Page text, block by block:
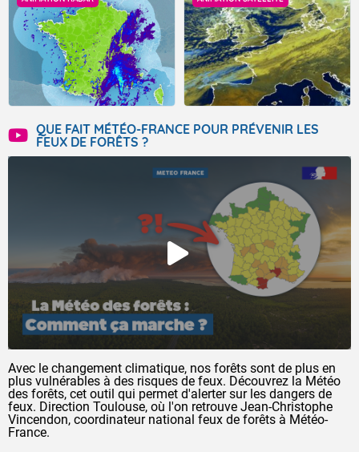
QUE FAIT MÉTÉO-FRANCE POUR PRÉVENIR LES
FEUX DE FORÊTS ?
Avec le changement climatique, nos forêts sont de plus en
plus vulnérables à des risques de feux. Découvrez la Météo
des forêts, cet outil qui permet d'alerter sur les dangers de
feux. Direction Toulouse, où l'on retrouve Jean-Christophe
Vincendon, coordinateur national feux de forêts à Météo-
France.